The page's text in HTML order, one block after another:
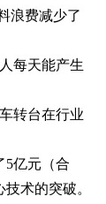
浪费减少了
每天能产生
转台在行业
5亿元（合
术的突破。